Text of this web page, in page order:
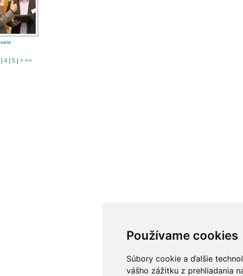
Používame cookies
Súbory cookie a ďalšie
vášho zážitku z prehliadania
4 5 > >>